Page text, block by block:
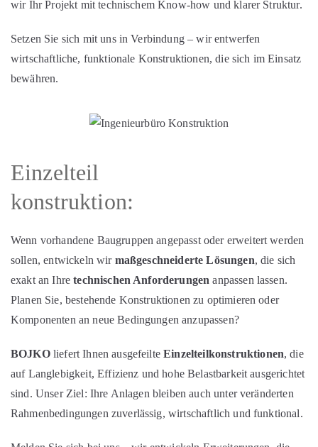
wir Ihr Projekt mit technischem Know‑how und klarer Struktur.
Setzen Sie sich mit uns in Verbindung – wir entwerfen
wirtschaftliche, funktionale Konstruktionen, die sich im Einsatz
bewähren.
Einzelteil
konstruktion:
Wenn vorhandene Baugruppen angepasst oder erweitert werden
sollen, entwickeln wir maßgeschneiderte Lösungen, die sich
exakt an Ihretechnischen Anforderungen anpassen lassen.
Planen Sie, bestehende Konstruktionen zu optimieren oder
Komponenten an neue Bedingungen anzupassen?
BOJKOliefert Ihnen ausgefeilteEinzelteilkonstruktionen, die
auf Langlebigkeit, Effizienz und hohe Belastbarkeit ausgerichtet
sind. Unser Ziel: Ihre Anlagen bleiben auch unter veränderten
Rahmenbedingungen zuverlässig, wirtschaftlich und funktional.